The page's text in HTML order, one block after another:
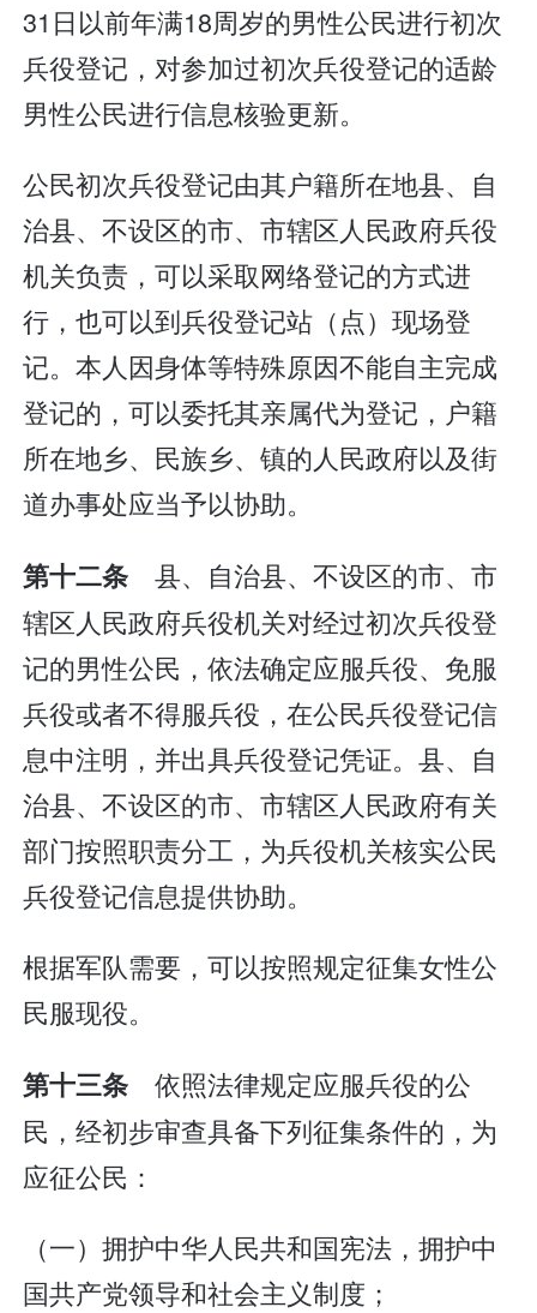
31日以前年满18周岁的男性公民进行初次
兵役登记，对参加过初次兵役登记的适龄
男性公民进行信息核验更新。
公民初次兵役登记由其户籍所在地县、自
治县、不设区的市、市辖区人民政府兵役
机关负责，可以采取网络登记的方式进
行，也可以到兵役登记站（点）现场登
记。本人因身体等特殊原因不能自主完成
登记的，可以委托其亲属代为登记，户籍
所在地乡、民族乡、镇的人民政府以及街
道办事处应当予以协助。
第十二条 县、自治县、不设区的市、市
辖区人民政府兵役机关对经过初次兵役登
记的男性公民，依法确定应服兵役、免服
兵役或者不得服兵役，在公民兵役登记信
息中注明，并出具兵役登记凭证。县、自
治县、不设区的市、市辖区人民政府有关
部门按照职责分工，为兵役机关核实公民
兵役登记信息提供协助。
根据军队需要，可以按照规定征集女性公
民服现役。
第十三条 依照法律规定应服兵役的公
民，经初步审查具备下列征集条件的，为
应征公民：
（一）拥护中华人民共和国宪法，拥护中
国共产党领导和社会主义制度；